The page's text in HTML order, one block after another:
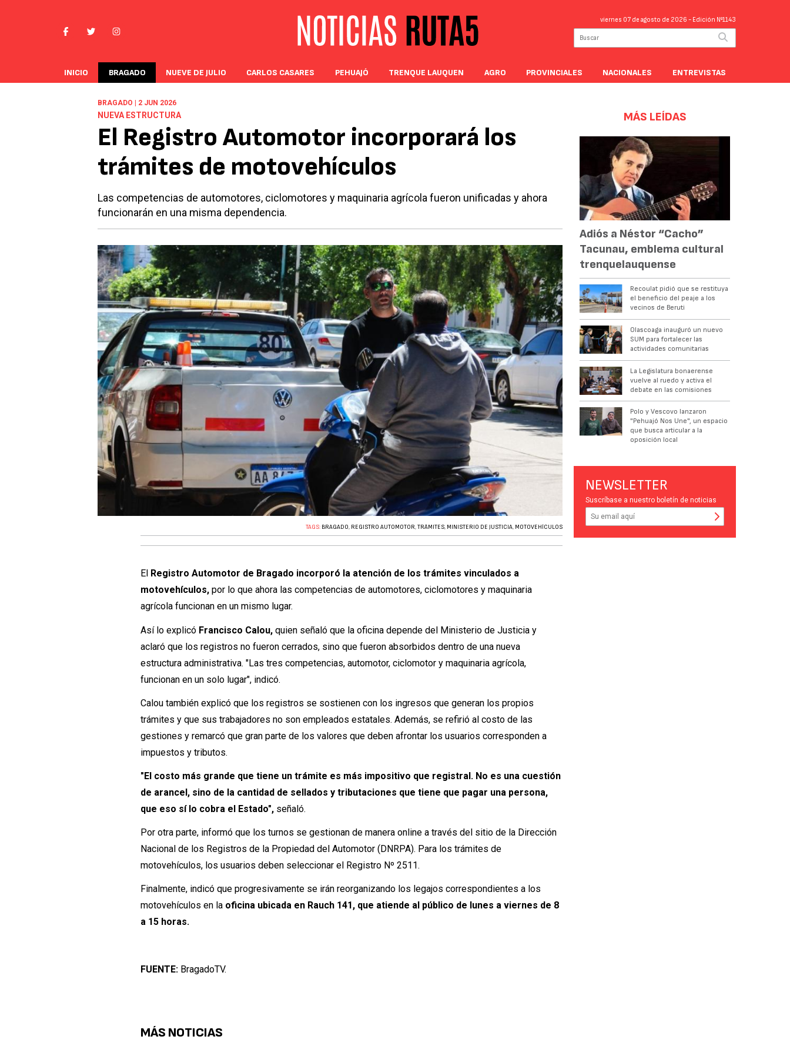
viernes 07 de agosto de 2026 - Edición Nº1143
INICIO BRAGADO NUEVE DE JULIO CARLOS CASARES PEHUAJÓ TRENQUE LAUQUEN AGRO PROVINCIALES NACIONALES ENTREVISTAS
BRAGADO | 2 JUN 2026
NUEVA ESTRUCTURA
El Registro Automotor incorporará los
trámites de motovehículos
Las competencias de automotores, ciclomotores y maquinaria agrícola fueron unificadas y ahora
funcionarán en una misma dependencia.
TAGS: BRAGADO, REGISTRO AUTOMOTOR,TRÁMITES, MINISTERIO DE JUSTICIA, MOTOVEHÍCULOS
El Registro Automotor de Bragado incorporó la atención de los trámites vinculados a
motovehículos, por lo que ahora las competencias de automotores, ciclomotores y maquinaria
agrícola funcionan en un mismo lugar.
Así lo explicó Francisco Calou,quien señaló que la oficina depende del Ministerio de Justicia y
aclaró que los registros no fueron cerrados, sino que fueron absorbidos dentro de una nueva
estructura administrativa. "Las tres competencias, automotor, ciclomotor y maquinaria agrícola,
funcionan en un solo lugar", indicó.
Calou también explicó que los registros se sostienen con los ingresos que generan los propios
trámites y que sus trabajadores no son empleados estatales. Además, se refirió al costo de las
gestiones y remarcó que gran parte de los valores que deben afrontar los usuarios corresponden a
impuestos y tributos.
"El costo más grande que tiene un trámite es más impositivo que registral. No es una cuestión
de arancel, sino de la cantidad de sellados y tributaciones que tiene que pagar una persona,
que eso sí lo cobra el Estado", señaló.
Por otra parte, informó que los turnos se gestionan de manera online a través del sitio de la Dirección
Nacional de los Registros de la Propiedad del Automotor (DNRPA). Para los trámites de
motovehículos, los usuarios deben seleccionar el Registro Nº 2511.
Finalmente, indicó que progresivamente se irán reorganizando los legajos correspondientes a los
motovehículos en la oficina ubicada en Rauch 141, que atiende al público de lunes a viernes de 8
a 15 horas.
FUENTE: BragadoTV.
MÁS NOTICIAS
MÁS LEÍDAS
Adiós a Néstor “Cacho”
Tacunau, emblema cultural
trenquelauquense
Recoulat pidió que se restituya
el beneficio del peaje a los
vecinos de Beruti
Olascoaga inauguró un nuevo
SUM para fortalecer las
actividades comunitarias
La Legislatura bonaerense
vuelve al ruedo y activa el
debate en las comisiones
Polo y Vescovo lanzaron
"Pehuajó Nos Une", un espacio
que busca articular a la
oposición local
NEWSLETTER
Suscríbase a nuestro boletín de noticias